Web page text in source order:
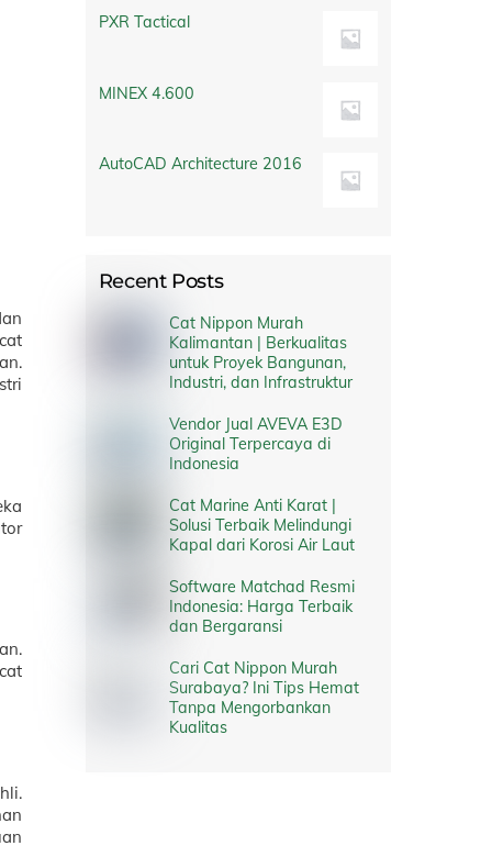
PXR Tactical
MINEX 4.600
AutoCAD Architecture 2016
Recent Posts
Cat Nippon Murah
Kalimantan | Berkualitas
untuk Proyek Bangunan,
Industri, dan Infrastruktur
Vendor Jual AVEVA E3D
Original Terpercaya di
Indonesia
Cat Marine Anti Karat |
Solusi Terbaik Melindungi
Kapal dari Korosi Air Laut
Software Matchad Resmi
Indonesia: Harga Terbaik
dan Bergaransi
Cari Cat Nippon Murah
Surabaya? Ini Tips Hemat
Tanpa Mengorbankan
Kualitas